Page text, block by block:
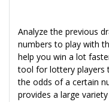
Analyze the previous
numbers to play with
help you win a lot
tool for lottery players
the odds of a certain
provides a large